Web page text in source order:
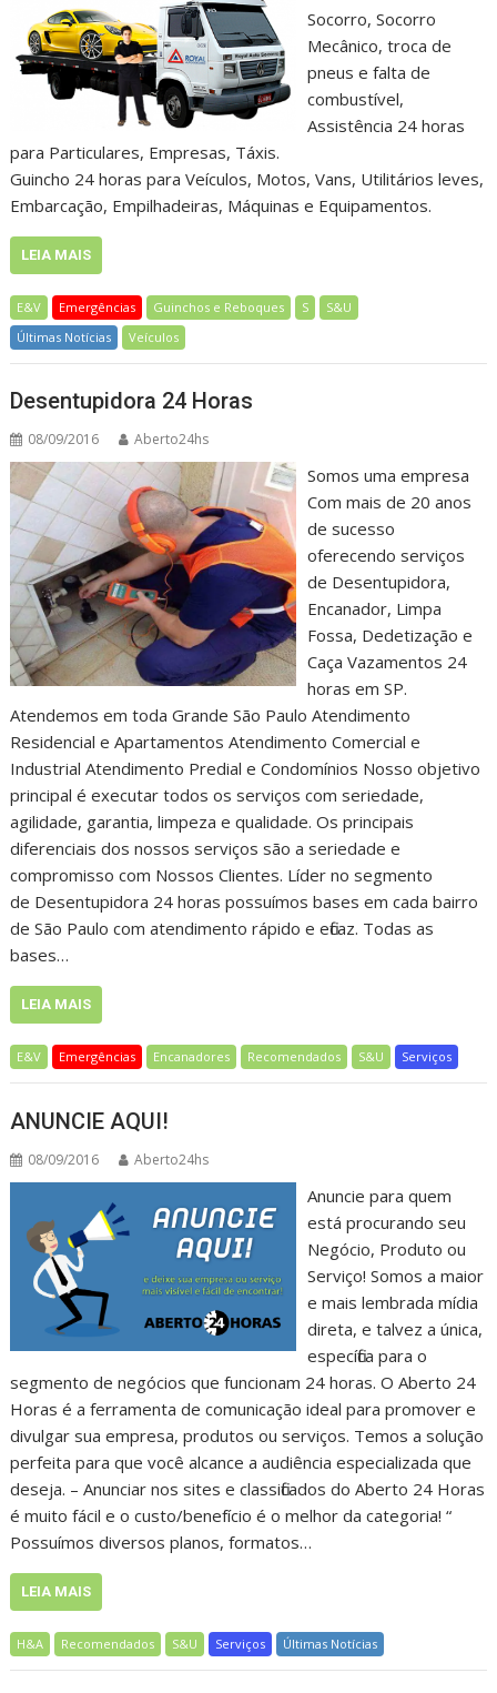
Socorro, Socorro
Mecânico, troca de
pneus e falta de
combustível,
Assistência 24 horas
para Particulares, Empresas, Táxis.
Guincho 24 horas para Veículos, Motos, Vans, Utilitários leves,
Embarcação, Empilhadeiras, Máquinas e Equipamentos.
LEIA MAIS
E&V Emergências Guinchos e Reboques S
S&U
Últimas Notícias
Veículos
Desentupidora 24 Horas
08/09/2016 Aberto24hs
Somos uma empresa
Com mais de 20 anos
de sucesso
oferecendo serviços
de Desentupidora,
Encanador, Limpa
Fossa, Dedetização e
Caça Vazamentos 24
horas em SP.
Atendemos em toda Grande São Paulo Atendimento
Residencial e Apartamentos Atendimento Comercial e
Industrial Atendimento Predial e Condomínios Nosso objetivo
principal é executar todos os serviços com seriedade,
agilidade, garantia, limpeza e qualidade. Os principais
diferenciais dos nossos serviços são a seriedade e
compromisso com Nossos Clientes. Líder no segmento
de Desentupidora 24 horas possuímos bases em cada bairro
de São Paulo com atendimento rápido e eficaz. Todas as
bases…
LEIA MAIS
E&V Emergências Encanadores Recomendados S&U Serviços
ANUNCIE AQUI!
08/09/2016 Aberto24hs
Anuncie para quem
está procurando seu
Negócio, Produto ou
Serviço! Somos a maior
e mais lembrada mídia
direta, e talvez a única,
específica para o
segmento de negócios que funcionam 24 horas. O Aberto 24
Horas é a ferramenta de comunicação ideal para promover e
divulgar sua empresa, produtos ou serviços. Temos a solução
perfeita para que você alcance a audiência especializada que
deseja. – Anunciar nos sites e classificados do Aberto 24 Horas
é muito fácil e o custo/benefício é o melhor da categoria! “
Possuímos diversos planos, formatos…
LEIA MAIS
H&A Recomendados S&U Serviços Últimas Notícias